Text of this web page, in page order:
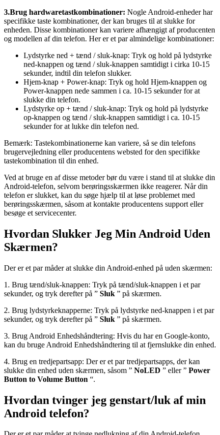
3.Brug hardwaretastkombinationer: Nogle Android-enheder har
specifikke taste kombinationer, der kan bruges til at slukke for
enheden. Disse kombinationer kan variere afhængigt af producenten
og modellen af ​​din telefon. Her er et par almindelige kombinationer:
Lydstyrke ned + tænd / sluk-knap: Tryk og hold på lydstyrke
ned-knappen og tænd / sluk-knappen samtidigt i cirka 10-15
sekunder, indtil din telefon slukker.
Hjem-knap + Power-knap: Tryk og hold Hjem-knappen og
Power-knappen nede sammen i ca. 10-15 sekunder for at
slukke din telefon.
Lydstyrke op + tænd / sluk-knap: Tryk og hold på lydstyrke
op-knappen og tænd / sluk-knappen samtidigt i ca. 10-15
sekunder for at lukke din telefon ned.
Bemærk: Tastekombinationerne kan variere, så se din telefons
brugervejledning eller producentens websted for den specifikke
tastekombination til din enhed.
Ved at bruge en af ​​disse metoder bør du være i stand til at slukke din
Android-telefon, selvom berøringsskærmen ikke reagerer. Når din
telefon er slukket, kan du søge hjælp til at løse problemet med
berøringsskærmen, såsom at kontakte producentens support eller
besøge et servicecenter.
Hvordan Slukker Jeg Min Android Uden
Skærmen?
Der er et par måder at slukke din Android-enhed på uden skærmen:
1. Brug tænd/sluk-knappen: Tryk på tænd/sluk-knappen i et par
sekunder, og tryk derefter på ” Sluk ” på skærmen.
2. Brug lydstyrkeknapperne: Tryk på lydstyrke ned-knappen i et par
sekunder, og tryk derefter på ” Sluk ” på skærmen.
3. Brug Android Enhedshåndtering: Hvis du har en Google-konto,
kan du bruge Android Enhedshåndtering til at fjernslukke din enhed.
4. Brug en tredjepartsapp: Der er et par tredjepartsapps, der kan
slukke din enhed uden skærmen, såsom ” NoLED ” eller ” Power
Button to Volume Button “.
Hvordan tvinger jeg genstart/luk af min
Android telefon?